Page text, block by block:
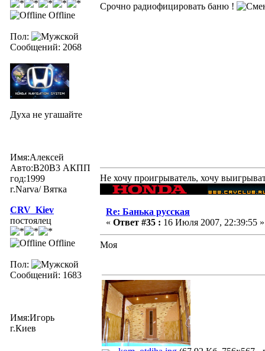
Offline
Пол:
Сообщений: 2068
Духа не угашайте
Имя:Алексей
Авто:В20В3 AКПП
год:1999
г.Narva/ Вятка
Срочно радиофицировать баню !
Не хочу проигрыватель, хочу
CRV_Kiev
постоялец
Offline
Пол:
Сообщений: 1683
Имя:Игорь
г.Киев
Re: Банька русская
« Ответ #35 : 16 Июля 2007, 22:39:55 »
Моя